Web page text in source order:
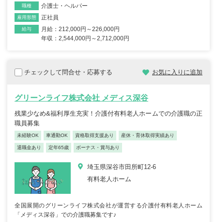
職種 介護士・ヘルパー
雇用形態 正社員
給与
月給：212,000円～226,000円
年収：2,544,000円～2,712,000円
チェックして問合せ・応募する お気に入りに追加
グリーンライフ株式会社 メディス深谷
残業少なめ&福利厚生充実！介護付有料老人ホームでの介護職の正
職員募集
未経験OK 車通勤OK 資格取得支援あり 産休・育休取得実績あり
退職金あり 定年65歳 ボーナス・賞与あり
埼玉県深谷市田所町12-6
有料老人ホーム
全国展開のグリーンライフ株式会社が運営する介護付有料老人ホーム
「メディス深谷」での介護職募集です♪